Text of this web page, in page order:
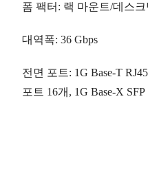
폼 팩터 : 랙 마운트/데스
대역폭: 36 Gbps
전면 포트: 1G Base-T
포트 16개 , 1G Base-X